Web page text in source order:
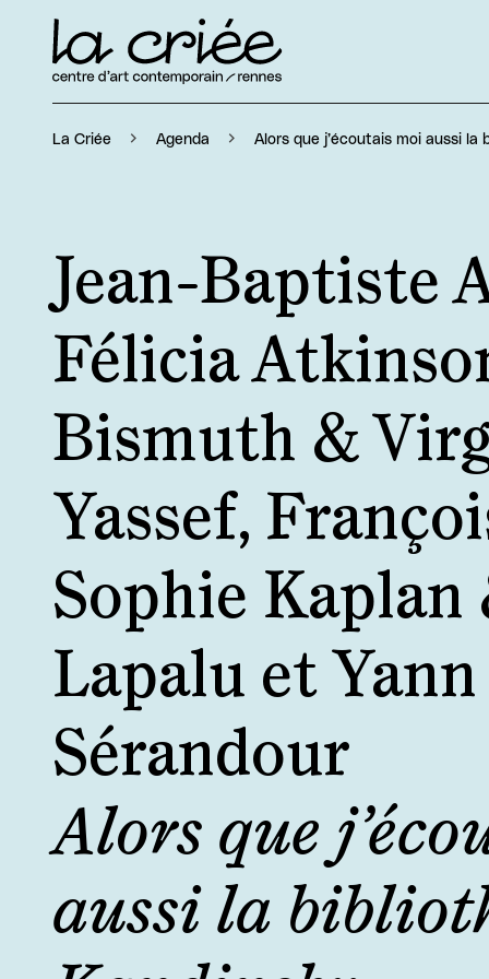
La Criée Agenda Alors que j’écoutais moi aussi la
Alors que
aussi la
Jean-Baptiste
Félicia
Bismuth &
Yassef,
Sophie Kaplan
Lapalu et Yann
Sérandour